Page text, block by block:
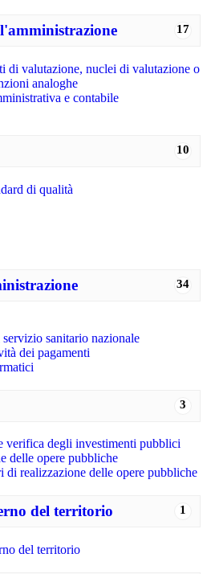
17
di valutazione, nuclei di valutazione o
analoghe
e contabile
10
di qualità
34
sanitario nazionale
dei pagamenti
3
verifica degli investimenti pubblici
delle opere pubbliche
di realizzazione delle opere pubbliche
1
del territorio
del territorio